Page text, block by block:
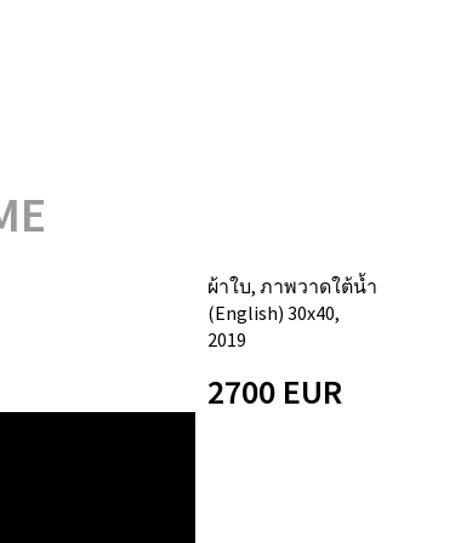
ผ้าใบ, ภาพวาดใต้น้ำ
(English) 30х40,
2019
2700 EUR